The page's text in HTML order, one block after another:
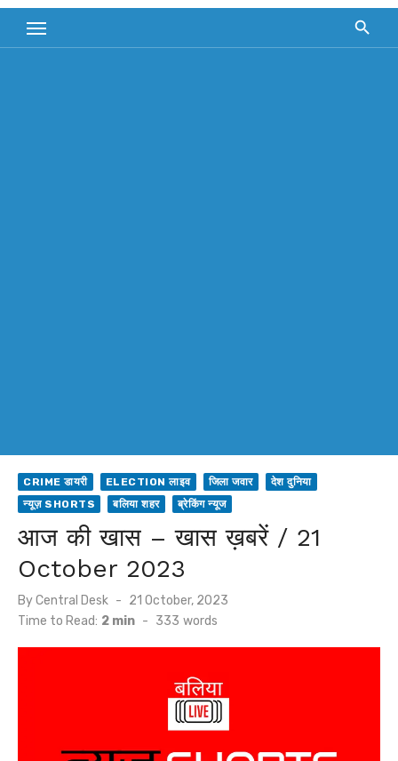
CRIME डायरी ELECTION लाइव जिला जवार
देश दुनिया
न्यूज़ SHORTS
बलिया शहर ब्रेकिंग न्यूज
आज की खास – खास ख़बरें / 21
October 2023
ByCentral Desk
Posted
on
21 October, 2023
Time to Read: 2 min - 333 words